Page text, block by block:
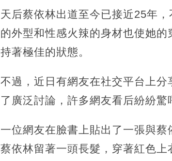
天后蔡依林出道至今已接近25年
的外型和性感火辣的身材也使她
持著極佳的狀態。
不過，近日有網友在社交平台上
了廣泛討論， 許多網友看后紛紛驚
一位網友在臉書上貼出了一張與蔡
蔡依林留著一頭長髮，穿著紅色上